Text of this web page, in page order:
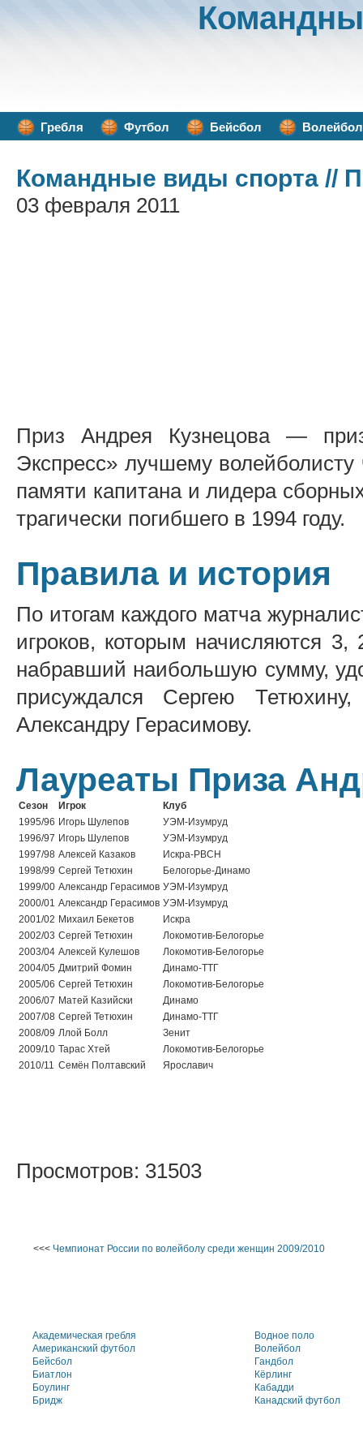
Гребля Футбол Бейсбол Волейбол
Командные виды спорта //
03 февраля 2011
Приз Андрея Кузнецова —
Экспресс» лучшему
памяти капитана и лидера
трагически погибшего в 1994 году.
Правила и история
По итогам каждого матча
игроков, которым начисляются
набравший наибольшую сумму,
присуждался Сергею
Александру Герасимову.
Лауреаты Приза
Сезон Игрок
Клуб
1995/96 Игорь Шулепов
УЭМ-Изумруд
1996/97 Игорь Шулепов
УЭМ-Изумруд
1997/98 Алексей Казаков
Искра-РВСН
1998/99 Сергей Тетюхин
Белогорье-Динамо
1999/00 Александр Герасимов УЭМ-Изумруд
2000/01 Александр Герасимов УЭМ-Изумруд
2001/02 Михаил Бекетов
Искра
2002/03 Сергей Тетюхин
Локомотив-Белогорье
2003/04 Алексей Кулешов
Локомотив-Белогорье
2004/05 Дмитрий Фомин
Динамо-ТТГ
2005/06 Сергей Тетюхин
Локомотив-Белогорье
2006/07 Матей Казийски
Динамо
2007/08 Сергей Тетюхин
Динамо-ТТГ
2008/09 Ллой Болл
Зенит
2009/10 Тарас Хтей
Локомотив-Белогорье
2010/11 Семён Полтавский Ярославич
Просмотров: 31503
<<< Чемпионат России по волейболу среди женщин 2009/2010
Академическая гребля
Американский футбол
Бейсбол
Биатлон
Боулинг
Бридж
Водное поло
Волейбол
Гандбол
Кёрлинг
Кабадди
Канадский футбол